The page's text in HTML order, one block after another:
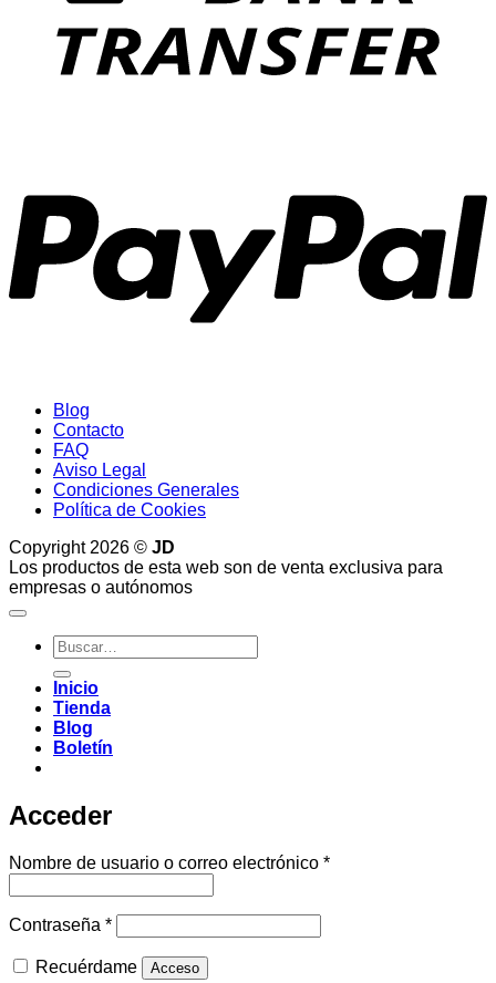
Blog
Contacto
FAQ
Aviso Legal
Condiciones Generales
Política de Cookies
Copyright 2026 © JD
Los productos de esta web son de venta exclusiva para
empresas o autónomos
Buscar
por:
Inicio
Tienda
Blog
Boletín
Acceder
Nombre de usuario o correo electrónico *Obligatorio
Contraseña *Obligatorio
Recuérdame Acceso